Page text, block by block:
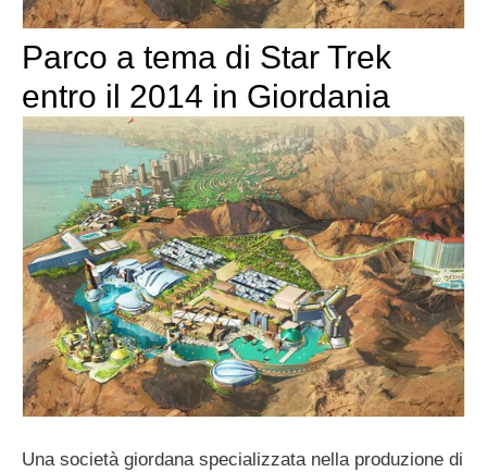
Parco a tema di Star Trek
entro il 2014 in Giordania
Una società giordana specializzata nella produzione di